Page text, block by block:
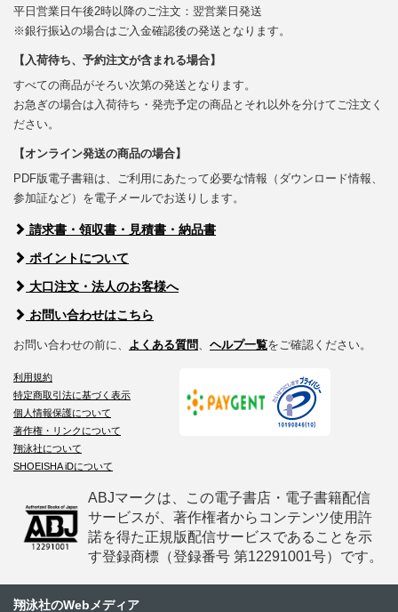
平日営業日午後2時以降のご注文：翌営業日発送
※銀行振込の場合はご入金確認後の発送となります。
【入荷待ち、予約注文が含まれる場合】
すべての商品がそろい次第の発送となります。
お急ぎの場合は入荷待ち・発売予定の商品とそれ以外を分けてご注文く
ださい。
【オンライン発送の商品の場合】
PDF版電子書籍は、ご利用にあたって必要な情報（ダウンロード情報、
参加証など）を電子メールでお送りします。
請求書・領収書・見積書・納品書
ポイントについて
大口注文・法人のお客様へ
お問い合わせはこちら
お問い合わせの前に、 よくある質問、 ヘルプ一覧をご確認ください。
利用規約
特定商取引法に基づく表示
個人情報保護について
著作権・リンクについて
翔泳社について
SHOEISHA iDについて
ABJマークは、この電子書店・電子書籍配信
サービスが、著作権者からコンテンツ使用許
諾を得た正規版配信サービスであることを示
す登録商標（登録番号 第12291001号）です。
翔泳社のWebメディア